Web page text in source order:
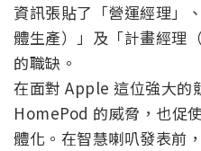
資訊張貼了「營運經理」
體生產）」及「計畫經理
的職缺。
在面對 Apple 這位強大的
HomePod 的威脅，也促
體化。在智慧喇叭發表前